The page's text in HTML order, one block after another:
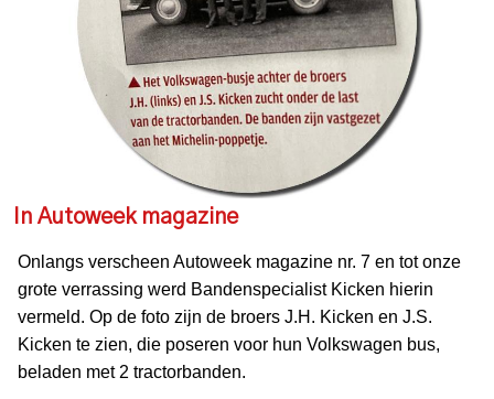
In Autoweek magazine
Onlangs verscheen Autoweek magazine nr. 7 en tot onze
grote verrassing werd Bandenspecialist Kicken hierin
vermeld. Op de foto zijn de broers J.H. Kicken en J.S.
Kicken te zien, die poseren voor hun Volkswagen bus,
beladen met 2 tractorbanden.